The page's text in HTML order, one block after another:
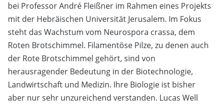
bei Professor André Fleißner im Rahmen eines Projekts
mit der Hebräischen Universität Jerusalem. Im Fokus
steht das Wachstum vom Neurospora crassa, dem
Roten Brotschimmel. Filamentöse Pilze, zu denen auch
der Rote Brotschimmel gehört, sind von
herausragender Bedeutung in der Biotechnologie,
Landwirtschaft und Medizin. Ihre Biologie ist bisher
aber nur sehr unzureichend verstanden. Lucas Well